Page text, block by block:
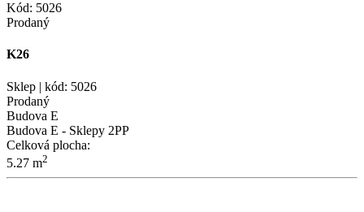
Kód: 5026
Prodaný
K26
Sklep | kód: 5026
Prodaný
Budova E
Budova E - Sklepy 2PP
Celková plocha:
5.27 m2